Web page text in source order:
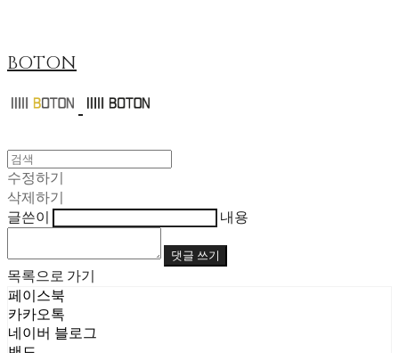
BOTON
수정하기
삭제하기
글쓴이
내용
댓글 쓰기
목록으로 가기
페이스북
카카오톡
네이버 블로그